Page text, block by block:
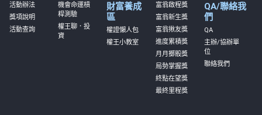
活動辦法
獎項說明
活動查詢
機會命運槓
桿測驗
權王聊．投
資
財富養成
區
權證懶人包
權王小教室
富翁啟程獎
富翁新生獎
富翁揪友獎
進度累積獎
月月擲骰獎
局勢掌握獎
終點在望獎
最終里程獎
QA/聯絡我
們
QA
主辦/協辦單
位
聯絡我們